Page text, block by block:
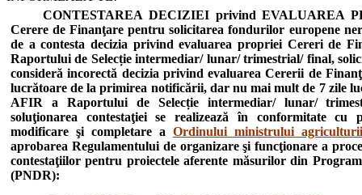
CONTESTAREA DECIZIEI privind EVALUAREA
Cerere de Finanţare pentru solicitarea fondurilor europene
de a contesta decizia privind evaluarea propriei Cereri de
Raportului de Selecție intermediar/ lunar/ trimestrial/ final,
consideră incorectă decizia privind evaluarea Cererii de
lucrătoare de la primirea notificării, dar nu mai mult de 7 zile
AFIR a Raportului de Selecție intermediar/ lunar/
soluţionarea contestaţiei se realizează în conformitate cu
modificare şi completare a Ordinului ministrului
aprobarea Regulamentului de organizare şi funcţionare a
contestaţiilor pentru proiectele aferente măsurilor din
(PNDR):